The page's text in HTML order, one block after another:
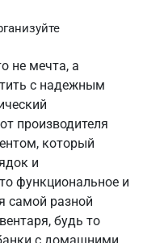
не мечта, а
с надежным
производителя
который
и
функциональное и
самой разной
будь то